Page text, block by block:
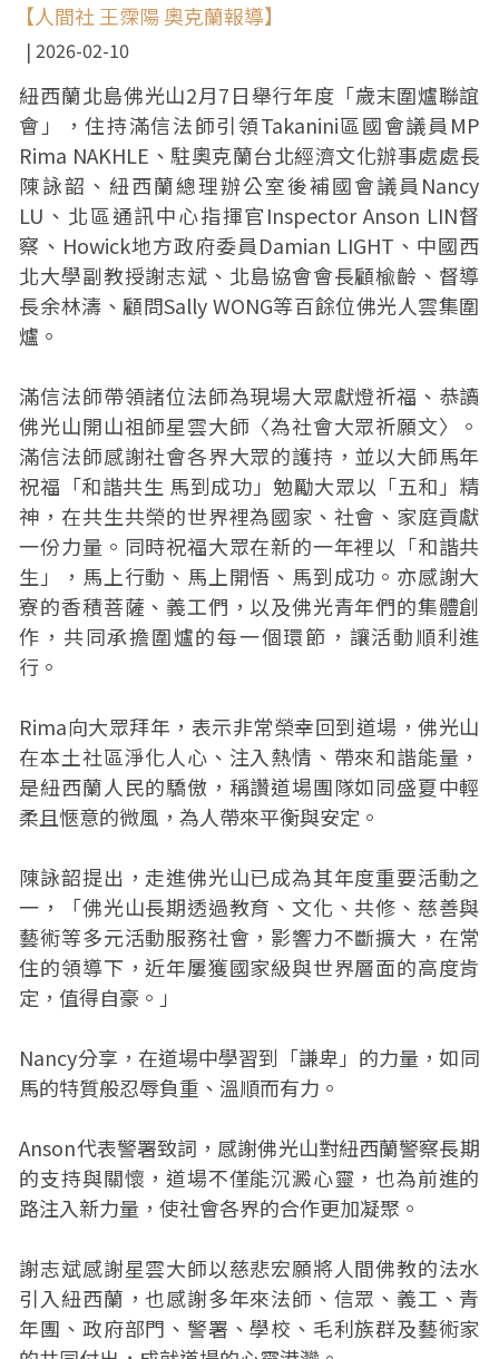
【人間社 王霂陽 奧克蘭報導】
2026-02-10
紐西蘭北島佛光山2月7日舉行年度「歲末圍爐聯誼
會」，住持滿信法師引領Takanini區國會議員MP
Rima NAKHLE、駐奧克蘭台北經濟文化辦事處處長
陳詠韶、紐西蘭總理辦公室後補國會議員Nancy
LU、北區通訊中心指揮官Inspector Anson LIN督
察、Howick地方政府委員Damian LIGHT、中國西
北大學副教授謝志斌、北島協會會長顧楡齡、督導
長余林濤、顧問Sally WONG等百餘位佛光人雲集圍
爐。
滿信法師帶領諸位法師為現場大眾獻燈祈福、恭讀
佛光山開山祖師星雲大師〈為社會大眾祈願文〉。
滿信法師感謝社會各界大眾的護持，並以大師馬年
祝福「和諧共生 馬到成功」勉勵大眾以「五和」精
神，在共生共榮的世界裡為國家、社會、家庭貢獻
一份力量。同時祝福大眾在新的一年裡以「和諧共
生」，馬上行動、馬上開悟、馬到成功。亦感謝大
寮的香積菩薩、義工們，以及佛光青年們的集體創
作，共同承擔圍爐的每一個環節，讓活動順利進
行。
Rima向大眾拜年，表示非常榮幸回到道場，佛光山
在本土社區淨化人心、注入熱情、帶來和諧能量，
是紐西蘭人民的驕傲，稱讚道場團隊如同盛夏中輕
柔且愜意的微風，為人帶來平衡與安定。
陳詠韶提出，走進佛光山已成為其年度重要活動之
一，「佛光山長期透過教育、文化、共修、慈善與
藝術等多元活動服務社會，影響力不斷擴大，在常
住的領導下，近年屢獲國家級與世界層面的高度肯
定，值得自豪。」
Nancy分享，在道場中學習到「謙卑」的力量，如同
馬的特質般忍辱負重、溫順而有力。
Anson代表警署致詞，感謝佛光山對紐西蘭警察長期
的支持與關懷，道場不僅能沉澱心靈，也為前進的
路注入新力量，使社會各界的合作更加凝聚。
謝志斌感謝星雲大師以慈悲宏願將人間佛教的法水
引入紐西蘭，也感謝多年來法師、信眾、義工、青
年團、政府部門、警署、學校、毛利族群及藝術家